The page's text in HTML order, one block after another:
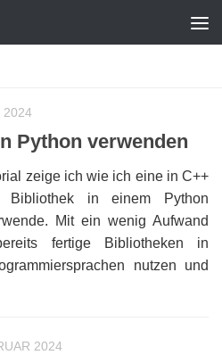
2024
Python verwenden
zeige ich wie ich eine in C++
Bibliothek in einem Python
Mit ein wenig Aufwand
fertige Bibliotheken in
nutzen und
2024